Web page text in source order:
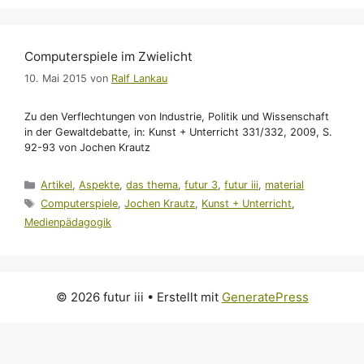
Computerspiele im Zwielicht
10. Mai 2015 von Ralf Lankau
Zu den Verflechtungen von Industrie, Politik und Wissenschaft
in der Gewaltdebatte, in: Kunst + Unterricht 331/332, 2009, S.
92-93 von Jochen Krautz
Kategorien
Artikel,Aspekte,das thema,futur 3,futur iii, material
Schlagwörter
Computerspiele,Jochen Krautz, Kunst + Unterricht,
Medienpädagogik
© 2026 futur iii • Erstellt mit GeneratePress